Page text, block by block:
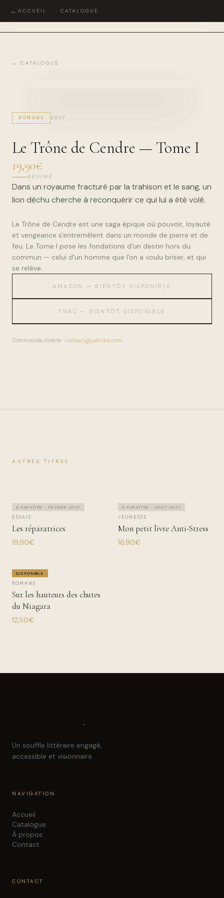
←ACCUEIL CATALOGUE
←JABRILIA.
← CATALOGUE
ROMANS 2027
Le Trône de Cendre — Tome I
19,90€
RÉSUMÉ
Dans un royaume fracturé par la trahison et le sang, un
lion déchu cherche à reconquérir ce qui lui a été volé.
Le Trône de Cendre est une saga épique où pouvoir, loyauté
et vengeance s'entremêlent dans un monde de pierre et de
feu. Le Tome I pose les fondations d'un destin hors du
commun — celui d'un homme que l'on a voulu briser, et qui
se relève.
AMAZON — BIENTÔT DISPONIBLE
FNAC — BIENTÔT DISPONIBLE
Commande directe : contact@jabrilia.com
AUTRES TITRES
À PARAÎTRE · FÉVRIER 2027
ESSAIS
Les réparatrices
19,90€
À PARAÎTRE · AOÛT 2027
JEUNESSE
Mon petit livre Anti-Stress
16,90€
DISPONIBLE
ROMANS
Sur les hauteurs des chutes
du Niagara
12,50€
.
Un souffle littéraire engagé,
accessible et visionnaire.
NAVIGATION
Accueil
Catalogue
À propos
Contact
CONTACT